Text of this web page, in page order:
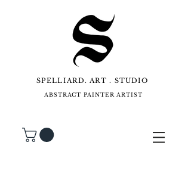
SPELLIARD. ART . STUDIO
ABSTRACT PAINTER ARTIST